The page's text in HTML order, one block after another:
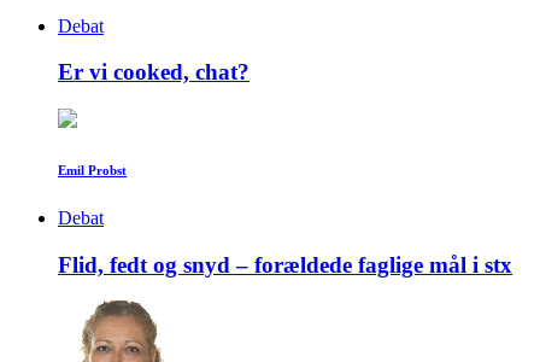
Debat
Er vi cooked, chat?
Emil Probst
Debat
Flid, fedt og snyd – forældede faglige mål i stx